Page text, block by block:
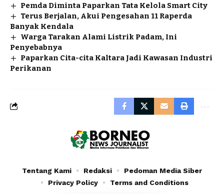
Pemda Diminta Paparkan Tata Kelola Smart City
Terus Berjalan, Akui Pengesahan 11 Raperda
Banyak Kendala
Warga Tarakan Alami Listrik Padam, Ini
Penyebabnya
Paparkan Cita-cita Kaltara Jadi Kawasan Industri
Perikanan
Tentang Kami Redaksi
Pedoman Media Siber
Privacy Policy
Terms and Conditions